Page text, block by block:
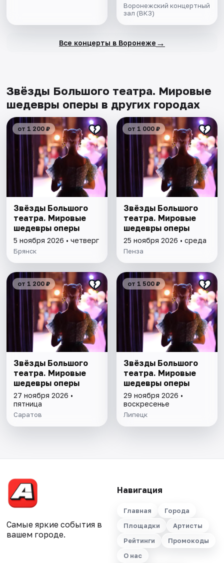
Воронежский концертный
зал (ВКЗ)
Все концерты в Воронеже →
Звёзды Большого театра. Мировые
шедевры оперы в других городах
от 1 200 ₽
Звёзды Большого
театра. Мировые
шедевры оперы
5 ноября 2026 • четверг
Брянск
от 1 000 ₽
Звёзды Большого
театра. Мировые
шедевры оперы
25 ноября 2026 • среда
Пенза
от 1 200 ₽
Звёзды Большого
театра. Мировые
шедевры оперы
27 ноября 2026 •
пятница
Саратов
от 1 500 ₽
Звёзды Большого
театра. Мировые
шедевры оперы
29 ноября 2026 •
воскресенье
Липецк
Самые яркие события в
вашем городе.
Навигация
Главная
Города
Площадки
Артисты
Рейтинги
Промокоды
О нас